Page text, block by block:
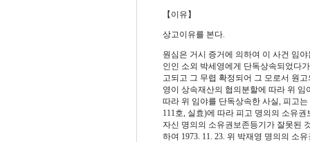
【이유】
상고이유를 본다.
원심은 거시 증거에 의하여 이 사건 임
인인 소외 박세영에게 단독상속되었다
고되고 그 무렵 확정되어 그 모로서 원
영이 상속재산의 협의분할에 따라 위 임
따라 위 임야를 단독상속한 사실, 피고
111호, 실효)에 따라 피고 명의의 소유
자신 명의의 소유권보존등기가 잘못된
하여 1973. 11. 23. 위 박재영 명의의 소